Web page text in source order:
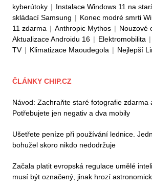
kyberútoky | Instalace Windows 11 na
skládací Samsung | Konec modré smrti
11 zdarma | Anthropic Mythos | Nouzové
Aktualizace Androidu 16 | Elektromobilita |
TV | Klimatizace Maoudegola | Nejlepší
ČLÁNKY CHIP.CZ
Návod: Zachraňte staré fotografie zdarma
Potřebujete jen negativ a dva mobily
Ušetřete peníze při používání lednice.
bohužel skoro nikdo nedodržuje
Začala platit evropská regulace umělé
musí být označený, jinak hrozí